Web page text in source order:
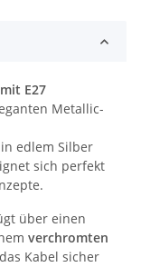
E27
Metallic-
in edlem Silber
sich perfekt
über einen
verchromten
Kabel sicher